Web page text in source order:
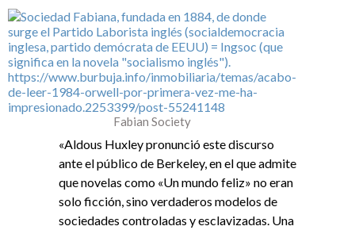
Fabian Society
«Aldous Huxley pronunció este discurso
ante el público de Berkeley, en el que admite
que novelas como «Un mundo feliz» no eran
solo ficción, sino verdaderos modelos de
sociedades controladas y esclavizadas. Una